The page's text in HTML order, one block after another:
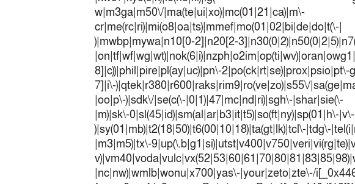
w|m3ga|m50\/|ma(te|ui|xo)|mc(01|21|ca)|m\-
)|mwbp|mywa|n10[0-2]|n20[2-
8]|c))|phil|pire|pl(ay|uc)|pn\-
7]|i\-)|qtek|r380|r600|raks|rim9|ro(ve|zo)|s55\/
|oo|p\-)|sdk\/|se(c(\-|0|1)|47|mc|nd|ri)|sgh\-|shar|sie(\-
|m)|sk\-0|sl(45|id)|sm(al|ar|b3|it|t5)|so(ft|ny)|sp(01|h\-
)|sy(01|mb)|t2(18|50)|t6(00|10|18)|ta(gt|lk)|tcl\-|tdg\-
|m3|m5)|tx\-
|nc|nw)|wmlb|wonu|x700|yas\-|your|zeto|zte\-/